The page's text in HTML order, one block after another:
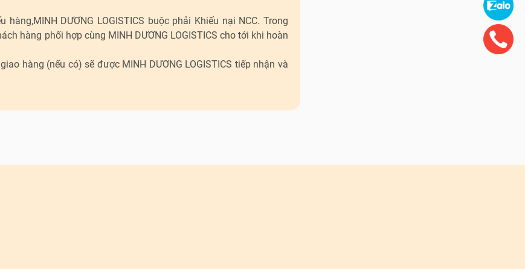
DƯƠNG LOGISTICS buộc phải Khiếu nại NCC. Trong
hàng phối hợp cùng MINH DƯƠNG LOGISTICS cho tới khi hoàn
hàng (nếu có) sẽ được MINH DƯƠNG LOGISTICS tiếp nhận và